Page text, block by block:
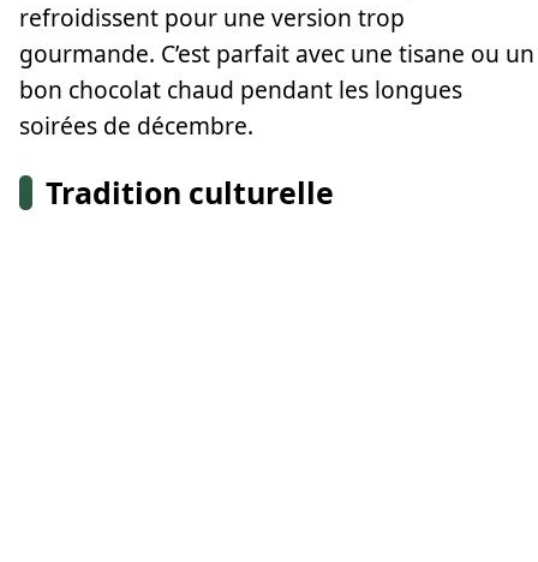
refroidissent pour une version trop
gourmande. C’est parfait avec une tisane ou un
bon chocolat chaud pendant les longues
soirées de décembre.
Tradition culturelle